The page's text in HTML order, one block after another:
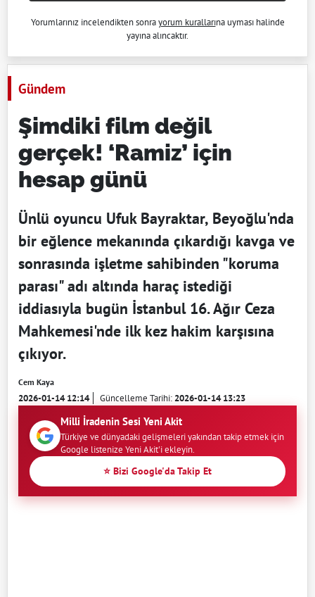
Yorumlarınız incelendikten sonrayorum kurallarına uyması halinde
yayına alıncaktır.
Gündem
Şimdiki film değil
gerçek! ‘Ramiz’ için
hesap günü
Ünlü oyuncu Ufuk Bayraktar, Beyoğlu'nda
bir eğlence mekanında çıkardığı kavga ve
sonrasında işletme sahibinden "koruma
parası" adı altında haraç istediği
iddiasıyla bugün İstanbul 16. Ağır Ceza
Mahkemesi'nde ilk kez hakim karşısına
çıkıyor.
Cem Kaya
2026-01-14 12:14 Güncelleme Tarihi:2026-01-14 13:23
Milli İradenin Sesi Yeni Akit
Türkiye ve dünyadaki gelişmeleri yakından takip etmek için
Google listenize Yeni Akit'i ekleyin.
⭐ Bizi Google'da Takip Et